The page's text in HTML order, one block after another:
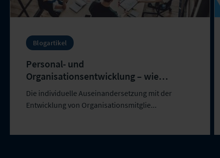
Blogartikel
Personal- und
Organisationsentwicklung – wie
etabliert man langfristig
Veränderungsbereitschaft?
Die individuelle Auseinandersetzung mit der
Entwicklung von Organisationsmitglie...